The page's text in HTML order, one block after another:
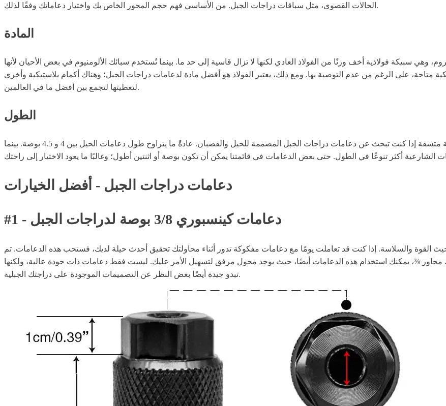
الحالات القصوى، مثل سباقات دراجات الجبل. من الأساسي فهم حجم المحور الخاص بك واختيار دعاماتك وفقًا لذلك.
المادة
وهي سبيكة فولاذية أخف وزنًا من الفولاذ العادي لكنها لا تزال قاسية إلى حد ما. بينما تُستخدم سبائك الألومنيوم في بعض الأحيان لأنها
متاحة، على الرغم من عدم التوصية بها. ومع ذلك، يعتبر الفولاذ هو أفضل مادة لدعامات دراجات الجبل؛ وهناك أكمام بلاستيكية وأخرى
لتغطيتها لتجمع بين أفضل ما في العالمين.
الطول
يمكن أن تتفاوت دعامات الدراجات في الطول، ولكن هناك مجموعة متسقة إذا كنت تبحث عن دعامات دراجات الجبل المصممة للحيل والقضبان. عادةً ما يتراوح طول دعامات الحيل بين 4 و 4.5 بوصة. بينما
دعامات دراجات الجبل - أفضل الخيارات
#1 - دعامات كينسبوري 3/8 بوصة لدراجات الجبل
الأكثر ملاءمة من حيث القوة والسلاسة. إذا كنت قد تعاملت يومًا مع دعامات مفكوكة تدور أثناء محاولتك تحقيق أحدث حيلة لديك، فستحب هذه الدعامات. تم
محاور ⅜، يمكنك استخدام هذه الدعامات أيضًا، حيث يوجد محول مرفق لتسهيل الأمر عليك. ليست فقط دعامات ذات جودة عالية، ولكنها
تبدو جيدة أيضًا بغض النظر عن التصميمات الموجودة على دراجتك الجبلية.